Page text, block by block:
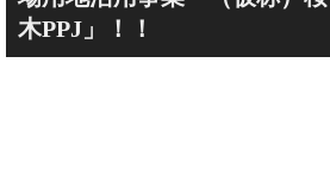
木PPJ」！！